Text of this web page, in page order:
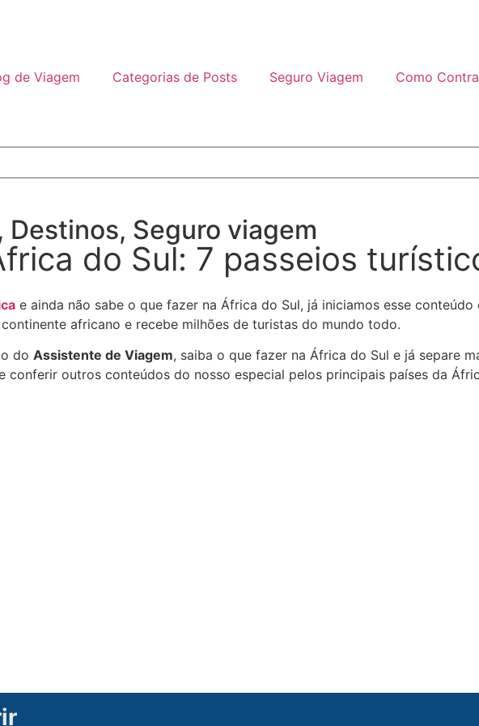
de Viagem Categorias de Posts Seguro Viagem Como
, Destinos, Seguro viagem
do Sul: 7 passeios
e ainda não sabe o que fazer na África do Sul, já iniciamos esse
africano e recebe milhões de turistas do mundo todo.
do Assistente de Viagem, saiba o que fazer na África do Sul e já separe
conferir outros conteúdos do nosso especial pelos principais países da